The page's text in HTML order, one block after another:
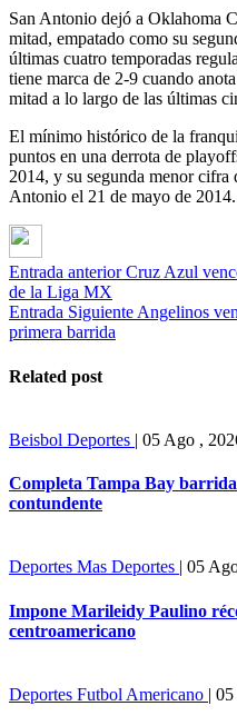
San Antonio dejó a Oklahoma
mitad, empatado como su
últimas cuatro temporadas
tiene marca de 2-9 cuando
mitad a lo largo de las últimas
El mínimo histórico de la
puntos en una derrota de
2014, y su segunda menor cifra
Antonio el 21 de mayo de 2014.
Entrada anterior Cruz Azul
de la Liga MX
Entrada Siguiente Angelinos
primera barrida
Related post
Beisbol Deportes | 05 Ago ,
Completa Tampa Bay
contundente
Deportes Mas Deportes | 05
Impone Marileidy Paulino
centroamericano
Deportes Futbol Americano |